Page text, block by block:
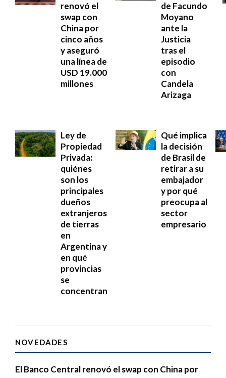
renovó el
swap con
China por
cinco años
y aseguró
una línea de
USD 19.000
millones
de Facundo
Moyano
ante la
Justicia
tras el
episodio
con
Candela
Arizaga
Ley de
Propiedad
Privada:
quiénes
son los
principales
dueños
extranjeros
de tierras
en
Argentina y
en qué
provincias
se
concentran
Qué implica
la decisión
de Brasil de
retirar a su
embajador
y por qué
preocupa al
sector
empresario
NOVEDADES
El Banco Central renovó el swap con China por